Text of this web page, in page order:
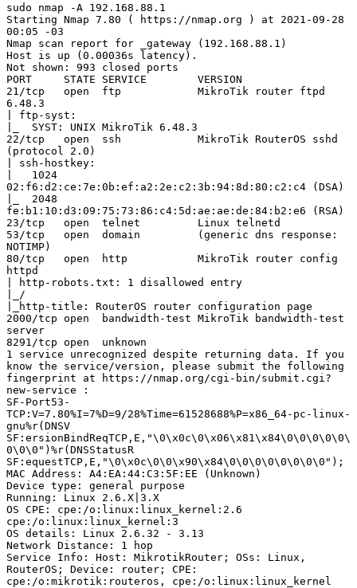
sudo nmap -A 192.168.88.1
Starting Nmap 7.80 ( https://nmap.org ) at 2021-09-28
00:05 -03
Nmap scan report for _gateway (192.168.88.1)
Host is up (0.00036s latency).
Not shown: 993 closed ports
PORT     STATE SERVICE        VERSION
21/tcp   open  ftp            MikroTik router ftpd
6.48.3
| ftp-syst:
|_  SYST: UNIX MikroTik 6.48.3
22/tcp   open  ssh            MikroTik RouterOS sshd
(protocol 2.0)
| ssh-hostkey:
|   1024
02:f6:d2:ce:7e:0b:ef:a2:2e:c2:3b:94:8d:80:c2:c4 (DSA)
|_  2048
fe:b1:10:d3:09:75:73:86:c4:5d:ae:ae:de:84:b2:e6 (RSA)
23/tcp   open  telnet         Linux telnetd
53/tcp   open  domain         (generic dns response:
NOTIMP)
80/tcp   open  http           MikroTik router config
httpd
| http-robots.txt: 1 disallowed entry
|_/
|_http-title: RouterOS router configuration page
2000/tcp open  bandwidth-test MikroTik bandwidth-test
server
8291/tcp open  unknown
1 service unrecognized despite returning data. If you
know the service/version, please submit the following
fingerprint at https://nmap.org/cgi-bin/submit.cgi?
new-service :
SF-Port53-
TCP:V=7.80%I=7%D=9/28%Time=61528688%P=x86_64-pc-linux-
gnu%r(DNSV
SF:ersionBindReqTCP,E,"\0\x0c\0\x06\x81\x84\0\0\0\0\0\
0\0\0")%r(DNSStatusR
SF:equestTCP,E,"\0\x0c\0\0\x90\x84\0\0\0\0\0\0\0\0");
MAC Address: A4:EA:44:C3:5F:EE (Unknown)
Device type: general purpose
Running: Linux 2.6.X|3.X
OS CPE: cpe:/o:linux:linux_kernel:2.6
cpe:/o:linux:linux_kernel:3
OS details: Linux 2.6.32 - 3.13
Network Distance: 1 hop
Service Info: Host: MikrotikRouter; OSs: Linux,
RouterOS; Device: router; CPE:
cpe:/o:mikrotik:routeros, cpe:/o:linux:linux_kernel